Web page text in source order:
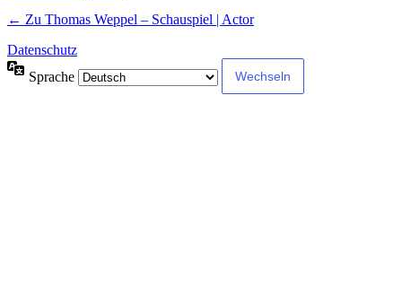
← Zu Thomas Weppel – Schauspiel | Actor
Datenschutz
Sprache